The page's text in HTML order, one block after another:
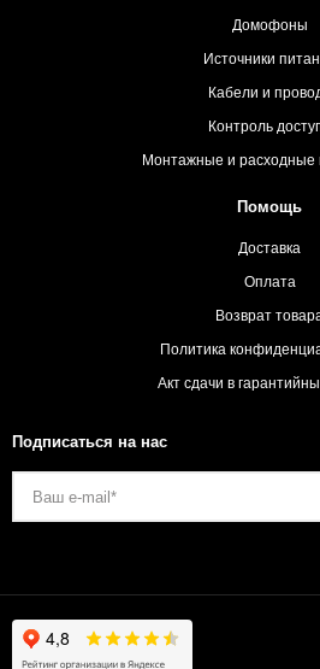
Домофоны
Источники
Кабели и
Контроль
Монтажные и расходные
Помощь
Доставка
Оплата
Возврат
Политика
Акт сдачи в
Подписаться на нас